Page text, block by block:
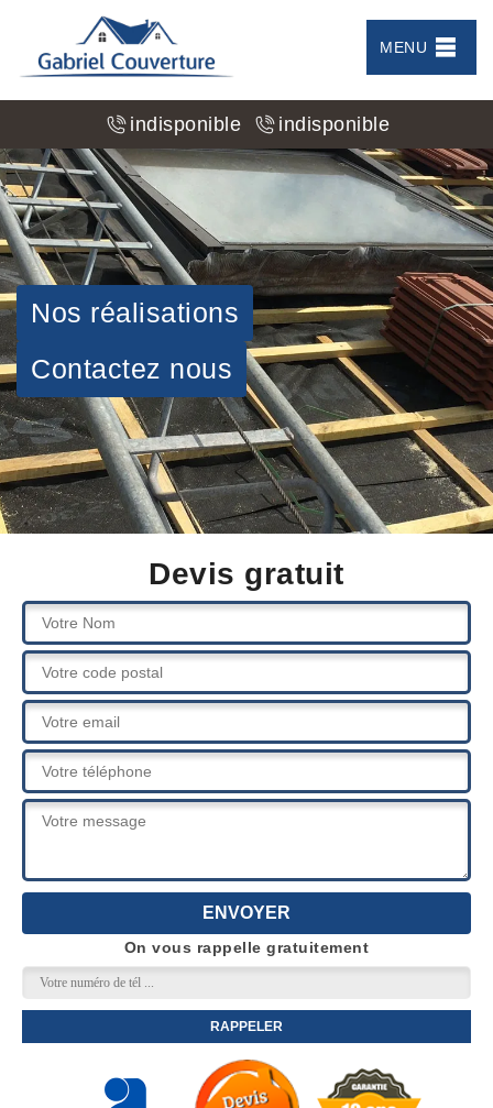
MENU
indisponible indisponible
Nos réalisations
Contactez nous
Devis gratuit
On vous rappelle gratuitement